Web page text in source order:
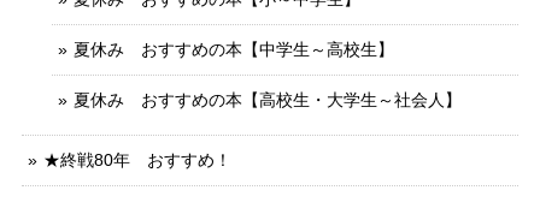
夏休み おすすめの本【中学生～高校生】
夏休み おすすめの本【高校生・大学生～社会人】
★終戦80年 おすすめ！